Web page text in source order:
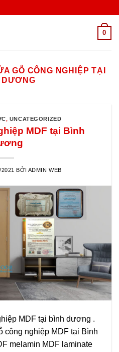
0
GỖ CÔNG NGHIỆP TẠI
DƯƠNG
, UNCATEGORIZED
MDF tại Bình
BỞI ADMIN WEB
MDF tại bình dương .
công nghiệp MDF tại Bình
melamin MDF laminate